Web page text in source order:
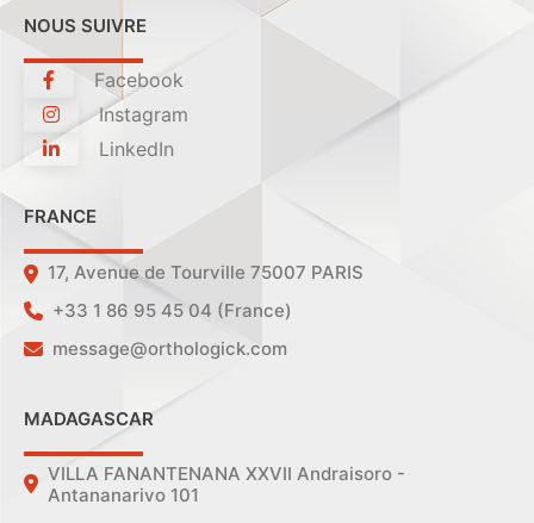
NOUS SUIVRE
Facebook
Instagram
LinkedIn
FRANCE
17, Avenue de Tourville 75007 PARIS
+33 1 86 95 45 04 (France)
message@orthologick.com
MADAGASCAR
VILLA FANANTENANA XXVII Andraisoro -
Antananarivo 101